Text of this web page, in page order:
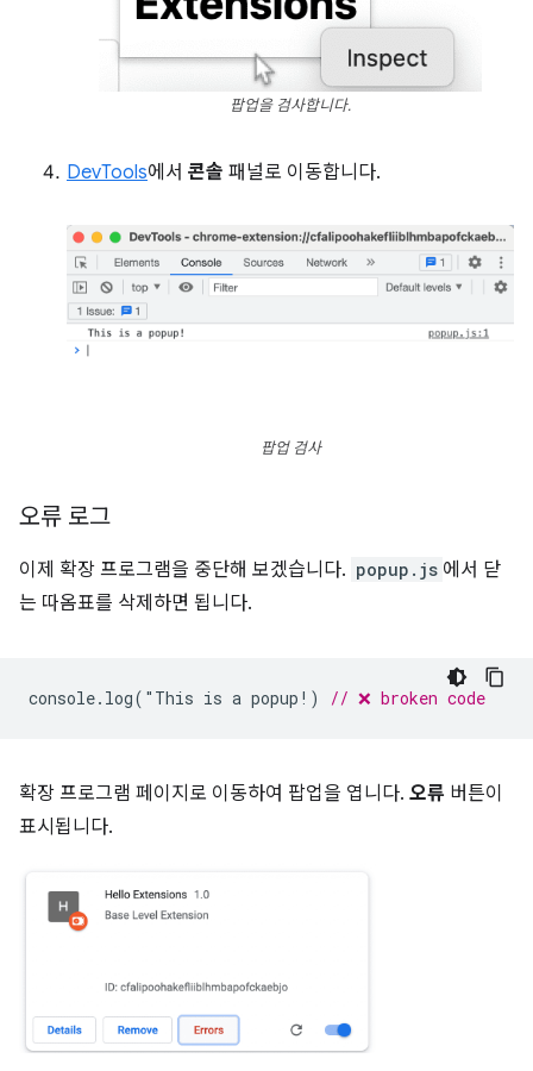
팝업을 검사합니다.
DevTools에서 콘솔 패널로 이동합니다.
팝업 검사
오류 로그
이제 확장 프로그램을 중단해 보겠습니다. popup.js 에서 닫
는 따옴표를 삭제하면 됩니다.
console. log( " This is a popup ! ) // ❌ broken code
확장 프로그램 페이지로 이동하여 팝업을 엽니다. 오류 버튼이
표시됩니다.